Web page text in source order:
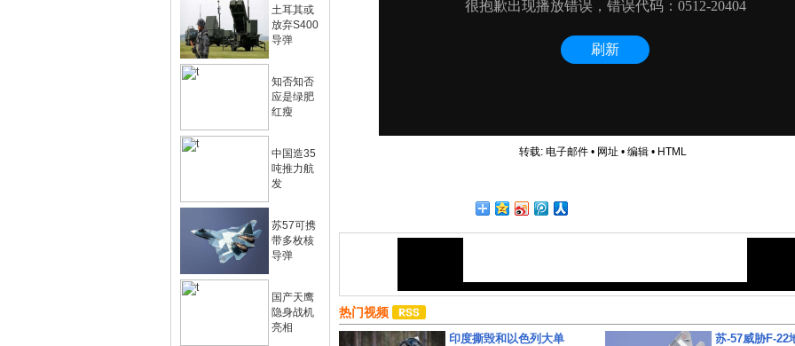
土耳其或
放弃S400
导弹
知否知否
应是绿肥
红瘦
中国造35
吨推力航
发
苏57可携
带多枚核
导弹
国产天鹰
隐身战机
亮相
转载: 电子邮件• 网址 • 编辑• HTML
热门视频
印度撕毁和以色列大单 苏-57威胁F-22